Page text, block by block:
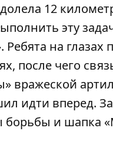
12
эту
на
после чего
вражеской
идти вперед.
и шапка